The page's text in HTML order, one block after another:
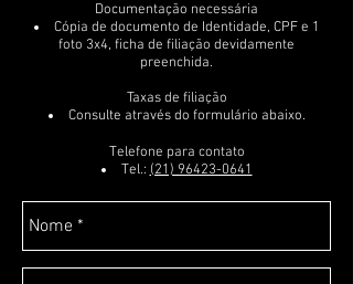
Documentação necessária
Cópia de documento de Identidade, CPF e 1
foto 3x4, ficha de filiação devidamente
preenchida.
Taxas de filiação
Consulte através do formulário abaixo.
Telefone para contato
Tel.: (21) 96423-0641